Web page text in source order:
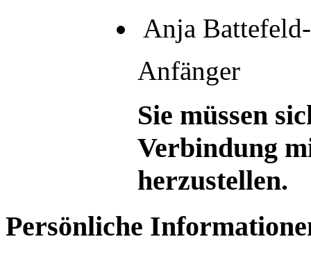
Anja
Anfänger
Sie müssen
Verbindung
herzustellen.
Persönliche